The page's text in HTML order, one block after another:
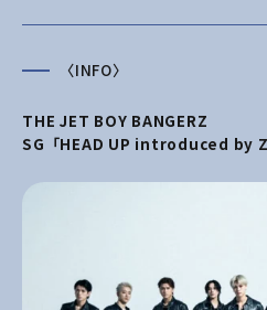
〈INFO〉
THE JET BOY BANGERZ
SG「HEAD UP introduced by